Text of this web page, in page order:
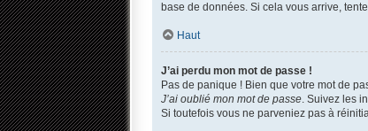
base de données. Si cela vous arrive,
Haut
J’ai perdu mon mot de passe !
Pas de panique ! Bien que votre mot de
J’ai oublié mon mot de passe. Suivez les
Si toutefois vous ne parveniez pas à